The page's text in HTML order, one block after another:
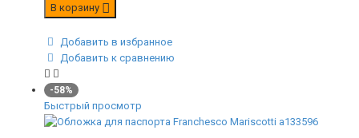
В корзину
Добавить в избранное
Добавить к сравнению
-58%
Быстрый просмотр